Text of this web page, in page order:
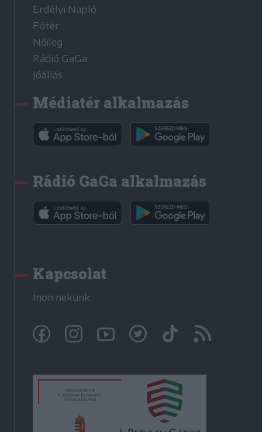
Erdélyi Napló
Főtér
Nőileg
Rádió GaGa
Jóállás
Médiatér alkalmazás
Rádió GaGa alkalmazás
Kapcsolat
Írjon nekünk